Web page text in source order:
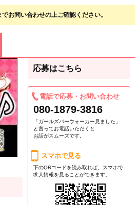
お問い合わせの上ご確認ください。
応募はこちら
電話で応募・お問い合わせ
080-1879-3816
「ガールズバーウォーカー見ました」
と言ってお電話いただくと
お話がスムーズです。
スマホで見る
下のQRコードを読み取れば、スマホで
求人情報を見ることができます。